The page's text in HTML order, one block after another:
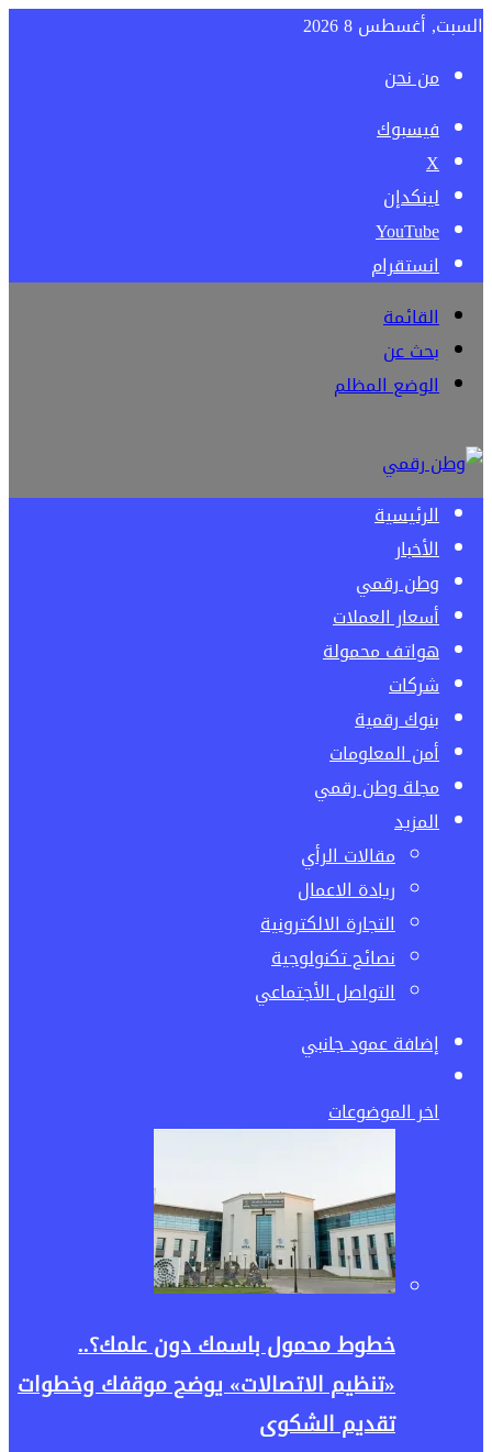
السبت, أغسطس 8 2026
من نحن
فيسبوك
‫X
لينكدإن
‫YouTube
انستقرام
القائمة
بحث عن
الوضع المظلم
الرئيسية
الأخبار
وطن رقمي
أسعار العملات
هواتف محمولة
شركات
بنوك رقمية
أمن المعلومات
مجلة وطن رقمي
المزيد
مقالات الرأي
ريادة الاعمال
التجارة الالكترونية
نصائح تكنولوجية
التواصل الأجتماعي
إضافة عمود جانبي
اخر الموضوعات
خطوط محمول باسمك دون علمك؟..
«تنظيم الاتصالات» يوضح موقفك وخطوات
تقديم الشكوى